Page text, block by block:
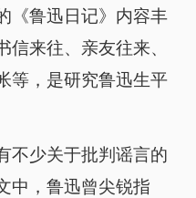
鲁迅日记》内容丰
来往、亲友往来、
等，是研究鲁迅生平
少关于批判谣言的
中，鲁迅曾尖锐指